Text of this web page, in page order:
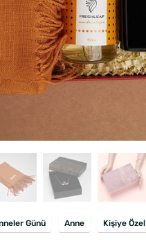
Günü Anne Kişiye Özel